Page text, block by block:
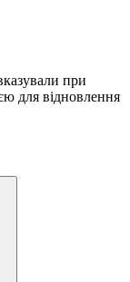
при
для відновлення